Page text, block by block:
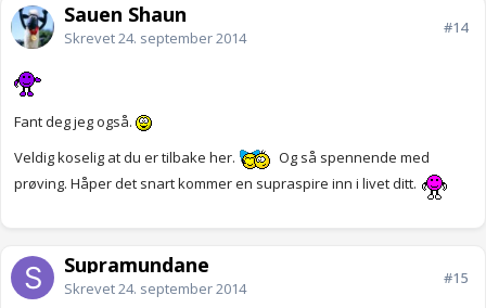
Sauen Shaun
Skrevet24. september 2014
#14
Fant deg jeg også.
Veldig koselig at du er tilbake her.
Og så spennende med
prøving. Håper det snart kommer en supraspire inn i livet ditt.
Supramundane
Skrevet24. september 2014
#15